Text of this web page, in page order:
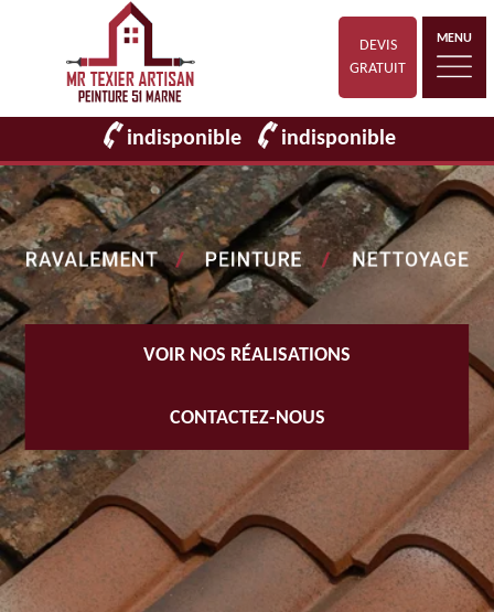
DEVIS
GRATUIT
MENU
indisponible indisponible
VOIR NOS RÉALISATIONS
CONTACTEZ-NOUS